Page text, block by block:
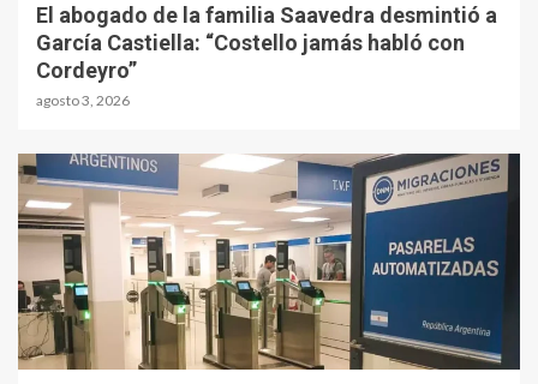
El abogado de la familia Saavedra desmintió a
García Castiella: “Costello jamás habló con
Cordeyro”
agosto 3, 2026